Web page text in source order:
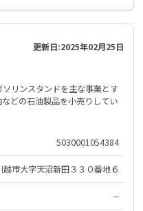
更新日:2025年02月25日
リンスタンドを主な事業とす
どの石油製品を小売りしてい
5030001054384
越市大字天沼新田３３０番地６
--